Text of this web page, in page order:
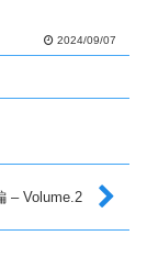
2024/09/07
– Volume.2